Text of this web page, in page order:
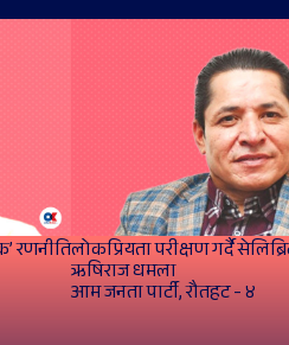
रणनीतिलोकप्रियता परीक्षण गर्दै
ऋषिराज धमला
आम जनता पार्टी, रौतहट - ४